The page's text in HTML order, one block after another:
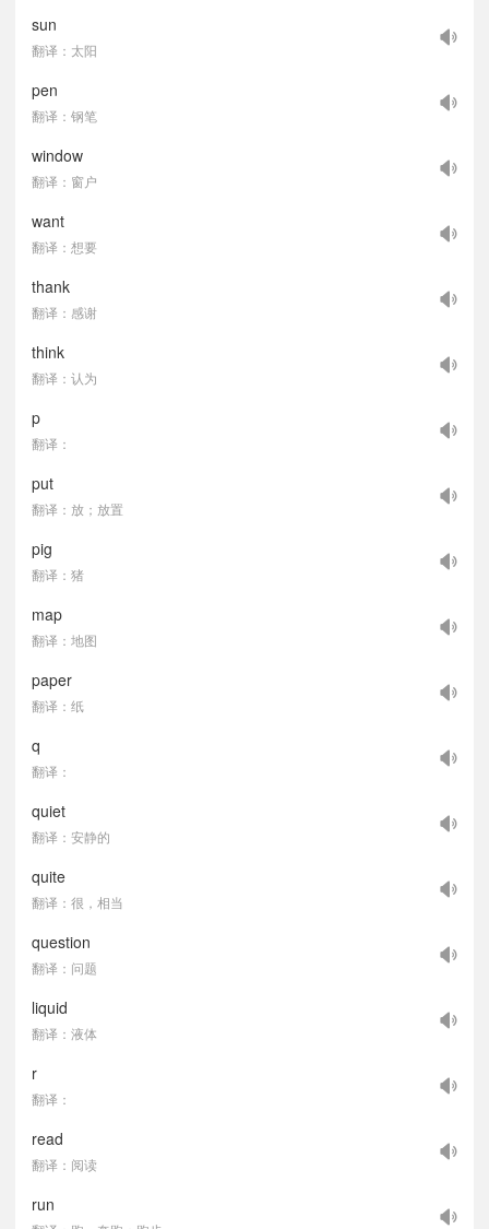
sun
翻译：太阳
pen
翻译：钢笔
window
翻译：窗户
want
翻译：想要
thank
翻译：感谢
think
翻译：认为
p
翻译：
put
翻译：放；放置
pig
翻译：猪
map
翻译：地图
paper
翻译：纸
q
翻译：
quiet
翻译：安静的
quite
翻译：很，相当
question
翻译：问题
liquid
翻译：液体
r
翻译：
read
翻译：阅读
run